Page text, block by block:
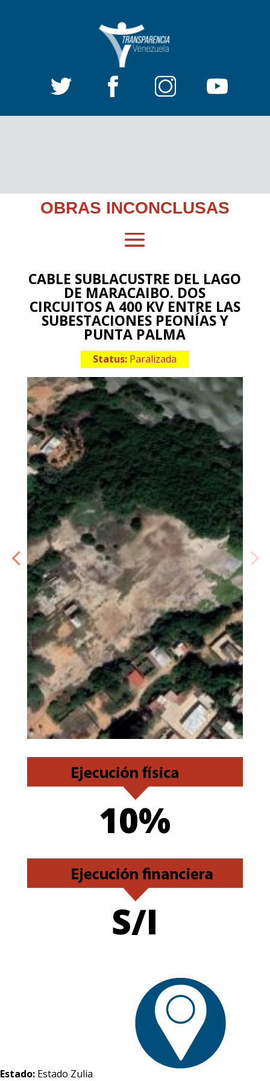
OBRAS INCONCLUSAS
CABLE SUBLACUSTRE DEL LAGO
DE MARACAIBO. DOS
CIRCUITOS A 400 KV ENTRE LAS
SUBESTACIONES PEONÍAS Y
PUNTA PALMA
Status: Paralizada
10%
S/I
Estado: Estado Zulia